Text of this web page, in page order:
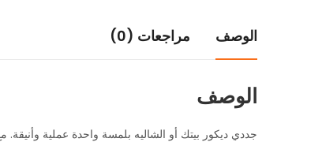
الوصف مراجعات (0)
الوصف
جددي ديكور بيتك أو الشاليه بلمسة واحدة عملية